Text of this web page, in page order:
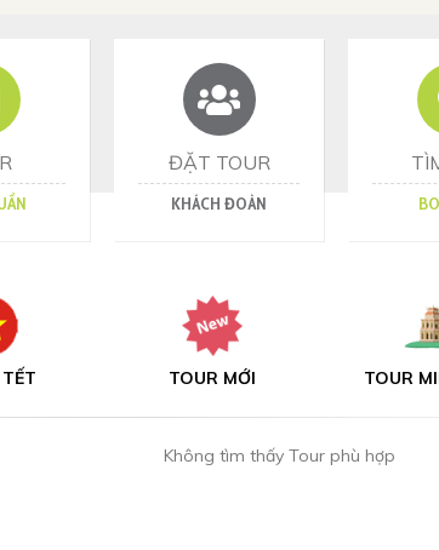
Tp. Hồ Chí Minh
Văn phòng Quy Nhơn
60 Thanh Niên, P. Quy Nhơn,
ĐẶT TOUR
KHÁCH ĐOÀN
TOUR MIỀN BẮC
Không tìm thấy Tour phù hợp